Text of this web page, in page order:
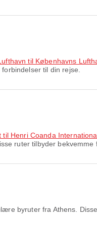
til Københavns
til din rejse.
Henri Coanda
ruter tilbyder bekvemme
byruter fra Athens.